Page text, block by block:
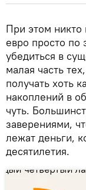
При этом никто
евро просто по
убедиться в
малая часть
получать хоть
накоплений в
чуть.
заверениями,
лежат деньги,
десятилетия.